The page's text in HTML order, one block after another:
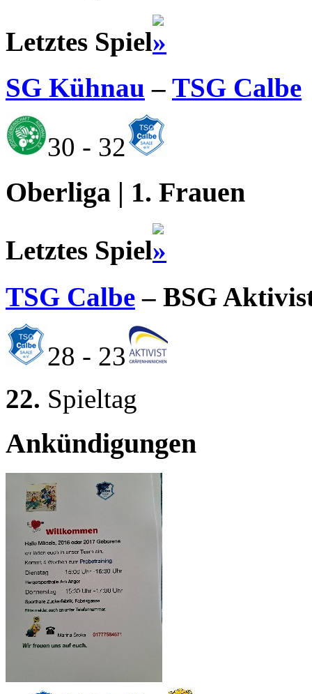
Letztes Spiel
SG Kühnau – TSG Calbe
30 - 32
Oberliga | 1. Frauen
Letztes Spiel
TSG Calbe – BSG
28 - 23
22. Spieltag
Ankündigungen